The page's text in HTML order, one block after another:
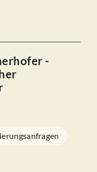
-